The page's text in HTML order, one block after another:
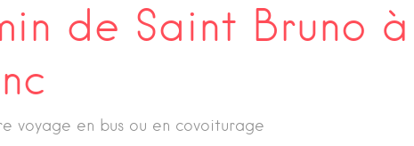
de Saint Bruno à
voyage en bus ou en covoiturage